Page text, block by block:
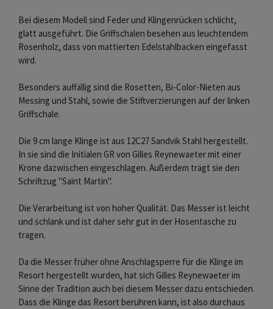
Bei diesem Modell sind Feder und Klingenrücken schlicht,
glatt ausgeführt. Die Griffschalen besehen aus leuchtendem
Rosenholz, dass von mattierten Edelstahlbacken eingefasst
wird.
Besonders auffällig sind die Rosetten, Bi-Color-Nieten aus
Messing und Stahl, sowie die Stiftverzierungen auf der linken
Griffschale.
Die 9 cm lange Klinge ist aus 12C27 Sandvik Stahl hergestellt.
In sie sind die Initialen GR von Gilles Reynewaeter mit einer
Krone dazwischen eingeschlagen. Außerdem trägt sie den
Schriftzug "Saint Martin".
Die Verarbeitung ist von hoher Qualität. Das Messer ist leicht
und schlank und ist daher sehr gut in der Hosentasche zu
tragen.
Da die Messer früher ohne Anschlagsperre für die Klinge im
Resort hergestellt wurden, hat sich Gilles Reynewaeter im
Sinne der Tradition auch bei diesem Messer dazu entschieden.
Dass die Klinge das Resort berühren kann, ist also durchaus